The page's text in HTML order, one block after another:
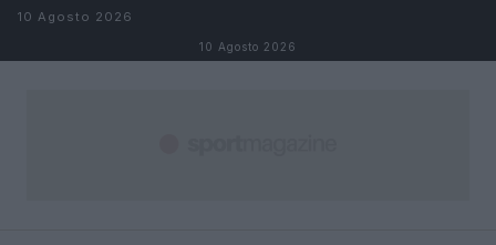
Salta al contenuto
10 Agosto 2026
10 Agosto 2026